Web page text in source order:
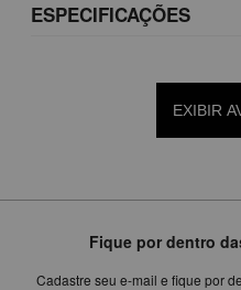
ESPECIFICAÇÕES
EXIBIR
Fique por dentro
Cadastre seu e-mail e fique por